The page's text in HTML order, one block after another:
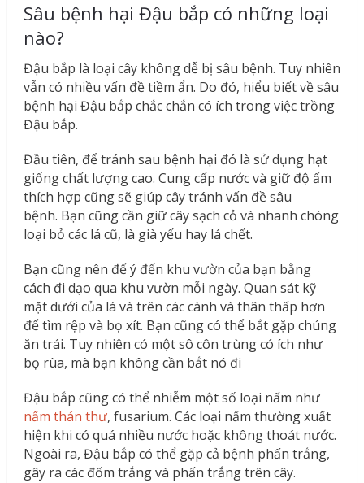
Sâu bệnh hại Đậu bắp có những loại
nào?
Đậu bắp là loại cây không dễ bị sâu bệnh. Tuy nhiên
vẫn có nhiều vấn đề tiềm ẩn. Do đó, hiểu biết về sâu
bệnh hại Đậu bắp chắc chắn có ích trong việc trồng
Đậu bắp.
Đầu tiên, để tránh sau bệnh hại đó là sử dụng hạt
giống chất lượng cao. Cung cấp nước và giữ độ ẩm
thích hợp cũng sẽ giúp cây tránh vấn đề sâu
bệnh. Bạn cũng cần giữ cây sạch cỏ và nhanh chóng
loại bỏ các lá cũ, là già yếu hay lá chết.
Bạn cũng nên để ý đến khu vườn của bạn bằng
cách đi dạo qua khu vườn mỗi ngày. Quan sát kỹ
mặt dưới của lá và trên các cành và thân thấp hơn
để tìm rệp và bọ xít. Bạn cũng có thể bắt gặp chúng
ăn trái. Tuy nhiên có một sô côn trùng có ích như
bọ rùa, mà bạn không cần bắt nó đi
Đậu bắp cũng có thể nhiễm một số loại nấm như
nấm thán thư, fusarium. Các loại nấm thường xuất
hiện khi có quá nhiều nước hoặc không thoát nước.
Ngoài ra, Đậu bắp có thể gặp cả bệnh phấn trắng,
gây ra các đốm trắng và phấn trắng trên cây.